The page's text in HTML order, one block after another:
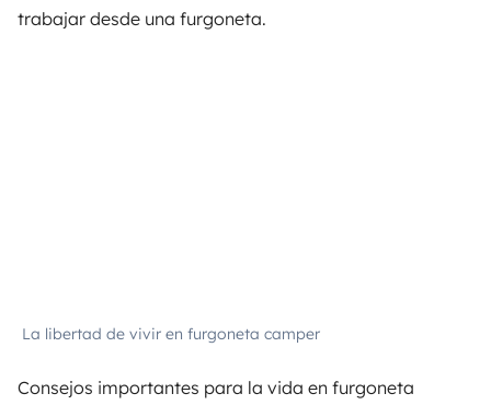
trabajar desde una furgoneta.
La libertad de vivir en furgoneta camper
Consejos importantes para la vida en furgoneta